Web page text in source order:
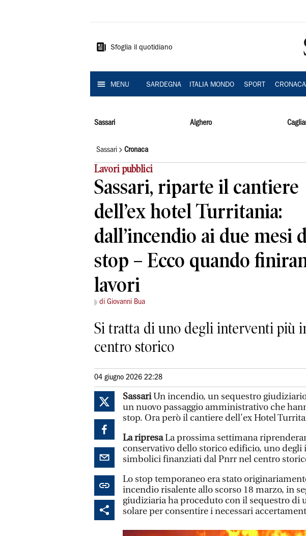
Sardegna
Sfoglia il quotidiano
MENU SARDEGNA ITALIA MONDO SPORT CRONACA
Sassari Alghero
Sassari Cronaca
Lavori pubblici
Sassari, riparte il cantiere
dell’ex hotel Turritania:
dall’incendio ai due mesi
stop – Ecco quando
lavori
di Giovanni Bua
Si tratta di uno degli interventi più
centro storico
04 giugno 2026 22:28
SassariUn incendio, un sequestro
un nuovo passaggio amministrativo che
stop. Ora però il cantiere dell'ex Hotel
La ripresaLa prossima settimana
conservativo dello storico edificio, uno
simbolici finanziati dal Pnrr nel centro
Lo stop temporaneo era stato
incendio risalente allo scorso 18 marzo, in
giudiziaria ha proceduto con il sequestro di
solare per consentire i necessari